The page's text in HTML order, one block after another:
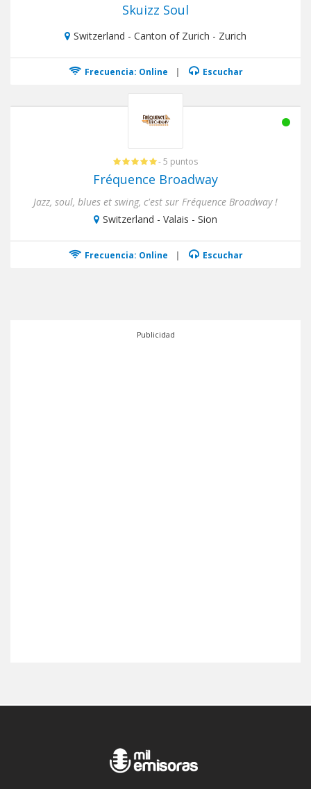
Skuizz Soul
Switzerland - Canton of Zurich - Zurich
Frecuencia: Online | Escuchar
- 5 puntos
Fréquence Broadway
Jazz, soul, blues et swing, c'est sur Fréquence Broadway !
Switzerland - Valais - Sion
Frecuencia: Online | Escuchar
Publicidad